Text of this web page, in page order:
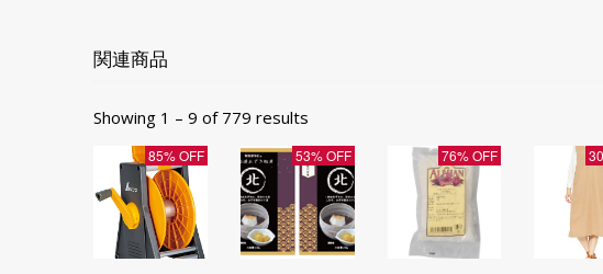
関連商品
Showing 1 – 9 of 779 results
85% OFF 53% OFF 76% OFF